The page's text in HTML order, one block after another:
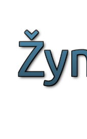
turinio